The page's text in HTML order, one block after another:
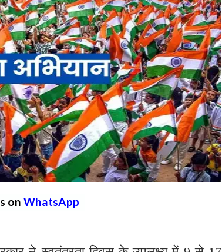
on WhatsApp